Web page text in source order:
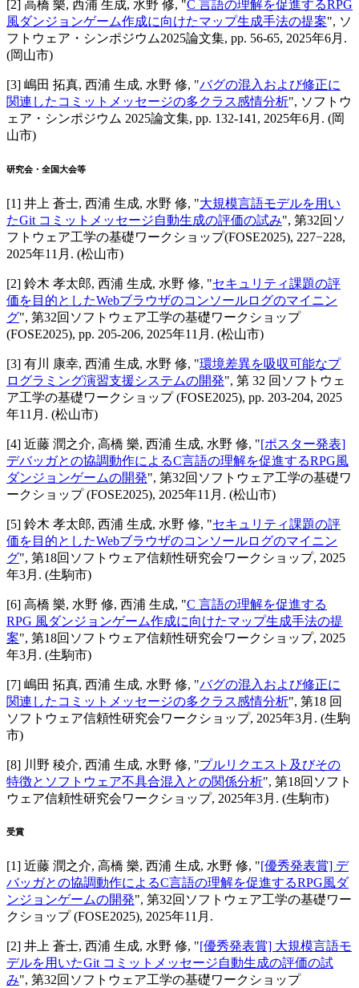
[2] 高橋 樂, 西浦 生成, 水野 修, "C 言語の理解を促進するRPG
風ダンジョンゲーム作成に向けたマップ生成手法の提案", ソ
フトウェア・シンポジウム2025論文集, pp. 56-65, 2025年6月 .
(岡山市)
[3] 嶋田 拓真, 西浦 生成, 水野 修, "バグの混入および修正に
関連したコミットメッセージの多クラス感情分析", ソフトウ
ェア・シンポジウム 2025論文集, pp. 132-141, 2025年6月 . (岡
山市)
研究会・全国大会等
[1] 井上 蒼士, 西浦 生成, 水野 修, "大規模言語モデルを用い
たGit コミットメッセージ自動生成の評価の試み", 第32回ソ
フトウェア工学の基礎ワークショップ(FOSE2025), 227−228,
2025年11月 . (松山市)
[2] 鈴木 孝太郎, 西浦 生成, 水野 修, "セキュリティ課題の評
価を目的としたWebブラウザのコンソールログのマイニン
グ", 第32回ソフトウェア工学の基礎ワークショップ
(FOSE2025), pp. 205-206, 2025年11月 . (松山市)
[3] 有川 康幸, 西浦 生成, 水野 修, "環境差異を吸収可能なプ
ログラミング演習支援システムの開発", 第 32 回ソフトウェ
ア工学の基礎ワークショップ (FOSE2025), pp. 203-204, 2025
年11月 . (松山市)
[4] 近藤 潤之介, 高橋 樂, 西浦 生成, 水野 修, "[ポスター発表]
デバッガとの協調動作によるC言語の理解を促進するRPG風
ダンジョンゲームの開発", 第32回ソフトウェア工学の基礎ワ
ークショップ (FOSE2025), 2025年11月 . (松山市)
[5] 鈴木 孝太郎, 西浦 生成, 水野 修, "セキュリティ課題の評
価を目的としたWebブラウザのコンソールログのマイニン
グ", 第18回ソフトウェア信頼性研究会ワークショップ, 2025
年3月 . (生駒市)
[6] 高橋 樂, 水野 修, 西浦 生成, "C 言語の理解を促進する
RPG 風ダンジョンゲーム作成に向けたマップ生成手法の提
案", 第18回ソフトウェア信頼性研究会ワークショップ, 2025
年3月 . (生駒市)
[7] 嶋田 拓真, 西浦 生成, 水野 修, "バグの混入および修正に
関連したコミットメッセージの多クラス感情分析", 第18 回
ソフトウェア信頼性研究会ワークショップ, 2025年3月 . (生駒
市)
[8] 川野 稜介, 西浦 生成, 水野 修, "プルリクエスト及びその
特徴とソフトウェア不具合混入との関係分析", 第18回ソフト
ウェア信頼性研究会ワークショップ, 2025年3月 . (生駒市)
受賞
[1] 近藤 潤之介, 高橋 樂, 西浦 生成, 水野 修, "[優秀発表賞] デ
バッガとの協調動作によるC言語の理解を促進するRPG風ダ
ンジョンゲームの開発", 第32回ソフトウェア工学の基礎ワー
クショップ (FOSE2025), 2025年11月 .
[2] 井上 蒼士, 西浦 生成, 水野 修, "[優秀発表賞] 大規模言語モ
デルを用いたGit コミットメッセージ自動生成の評価の試
み", 第32回ソフトウェア工学の基礎ワークショップ